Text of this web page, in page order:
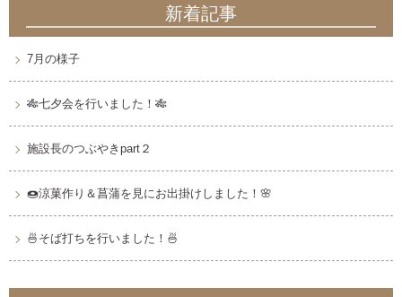
新着記事
7月の様子
🎋七夕会を行いました！🎋
施設長のつぶやきpart２
🍩涼菓作り＆菖蒲を見にお出掛けしました！🌸
🍜そば打ちを行いました！🍜